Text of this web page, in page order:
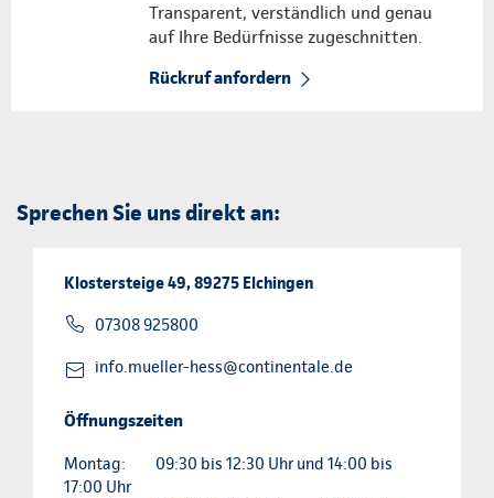
Transparent, verständlich und genau
auf Ihre Bedürfnisse zugeschnitten.
Rückruf anfordern
Sprechen Sie uns direkt an:
Klostersteige 49, 89275 Elchingen
07308 925800
info.mueller-hess@continentale.de
Öffnungszeiten
Montag:
09:30 bis 12:30 Uhr und 14:00 bis
17:00 Uhr